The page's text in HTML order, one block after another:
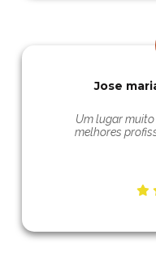
Jose
Um lugar
melhores